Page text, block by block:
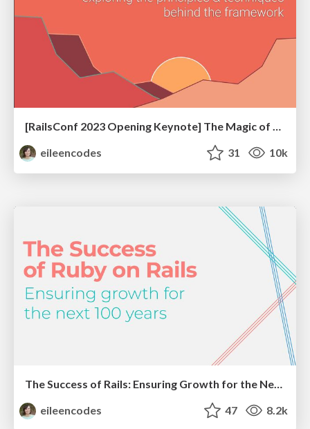
[RailsConf 2023 Opening Keynote] The Magic of Rails
eileencodes
31 10k
eileencodes
47 8.2k